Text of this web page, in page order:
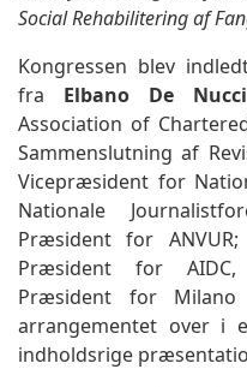
Social Rehabilitering af
Kongressen blev
fra Elbano De
Association of
Sammenslutning af
Vicepræsident for
Nationale
Præsident for ANVUR;
Præsident for
Præsident for
arrangementet over i
indholdsrige